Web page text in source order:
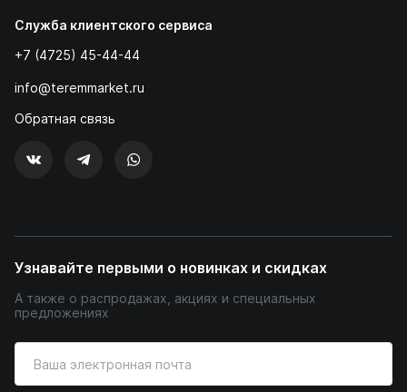
Служба клиентского сервиса
+7 (4725) 45-44-44
info@teremmarket.ru
Обратная связь
Узнавайте первыми о новинках и скидках
А также о распродажах, акциях и специальных
предложениях
ваш